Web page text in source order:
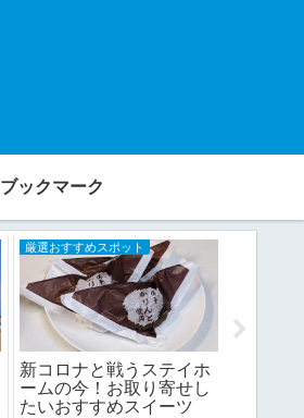
ブックマーク
厳選おすすめスポット
新コロナと戦うステイホ
ームの今！お取り寄せし
たいおすすめスイーツ